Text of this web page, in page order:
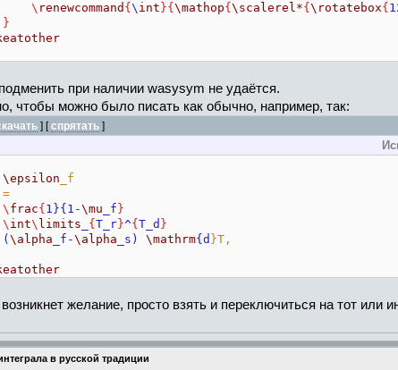
\ renewcommand { \ int }{ \mathop{ \scalerel*{ \rotatebox{
}
при наличии wasysym не удаётся.
чтобы можно было писать как обычно, например, так:
] [спрятать]
\epsilon _f
\ frac{ 1}{1-\mu _f }
\ int\ limits { T_r}^{ T_d }
\alpha _f-\alpha _s) \mathrm{d }T,
желание, просто взять и переключиться на тот или
в русской традиции